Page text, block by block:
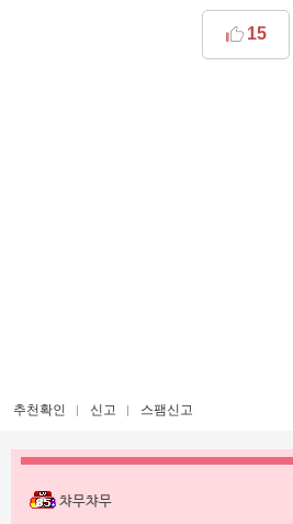
15
추천확인 신고 스팸신고
챠무챠무